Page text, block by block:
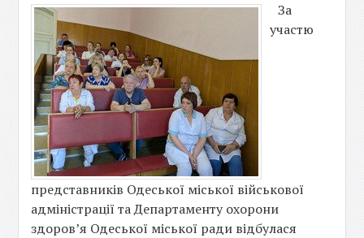
За
участю
представників Одеської міської військової
адміністрації та Департаменту охорони
здоров’я Одеської міської ради відбулася